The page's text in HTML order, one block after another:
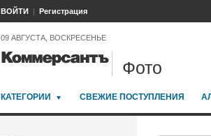
ВОЙТИ Регистрация
09 АВГУСТА, ВОСКРЕСЕНЬЕ
Фото
КАТЕГОРИИ СВЕЖИЕ ПОСТУПЛЕНИЯ